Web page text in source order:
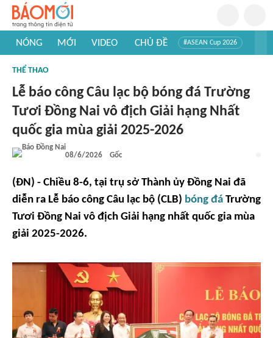
NÓNG MỚI VIDEO CHỦ ĐỀ #ASEAN Cup 2026
#Khám phá thế giới
THỂ THAO
Lễ báo công Câu lạc bộ bóng đá Trường
Tươi Đồng Nai vô địch Giải hạng Nhất
quốc gia mùa giải 2025-2026
08/6/2026 Gốc
(ĐN) - Chiều 8-6, tại trụ sở Thành ủy Đồng Nai đã
diễn ra Lễ báo công Câu lạc bộ (CLB) bóng đá Trường
Tươi Đồng Nai vô địch Giải hạng nhất quốc gia mùa
giải 2025-2026.